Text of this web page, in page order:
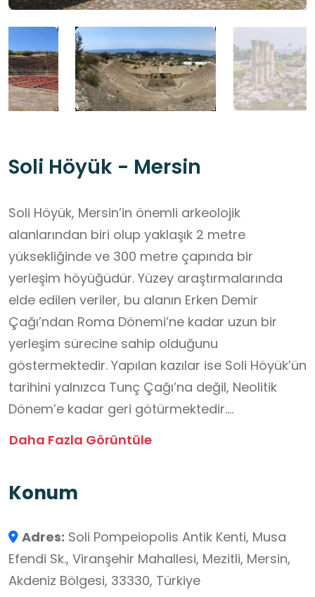
Soli Höyük - Mersin
Soli Höyük, Mersin’in önemli arkeolojik
alanlarından biri olup yaklaşık 2 metre
yüksekliğinde ve 300 metre çapında bir
yerleşim höyüğüdür. Yüzey araştırmalarında
elde edilen veriler, bu alanın Erken Demir
Çağı’ndan Roma Dönemi’ne kadar uzun bir
yerleşim sürecine sahip olduğunu
göstermektedir. Yapılan kazılar ise Soli Höyük’ün
tarihini yalnızca Tunç Çağı’na değil, Neolitik
Dönem’e kadar geri götürmektedir.
eşyaları ve ritüel nitelikli objeler; bölgenin tarih
olduğunu ortaya koymaktadır.
Öğrenciler İçin Öğrenme Fırsatları:
Bir höyüğün oluşum sürecini ve katmanlı
Daha Fazla Görüntüle
Konum
Adres: Soli Pompeiopolis Antik Kenti, Musa
Efendi Sk., Viranşehir Mahallesi, Mezitli, Mersin,
Akdeniz Bölgesi, 33330, Türkiye